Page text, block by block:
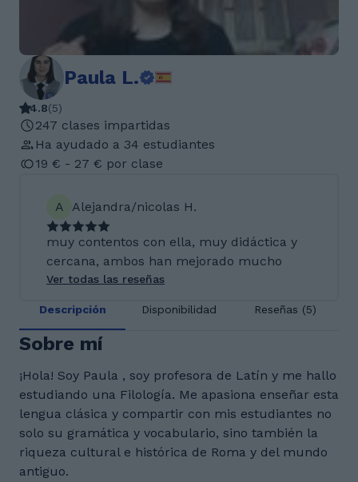
Paula L.
4.8(5)
247 clases impartidas
Ha ayudado a 34 estudiantes
19 € - 27 € por clase
A Alejandra/nicolas H.
muy contentos con ella, muy didáctica y
cercana, ambos han mejorado mucho
Ver todas las reseñas
Descripción Disponibilidad Reseñas (5)
Sobre mí
¡Hola! Soy Paula , soy profesora de Latín y me hallo
estudiando una Filología. Me apasiona enseñar esta
lengua clásica y compartir con mis estudiantes no
solo su gramática y vocabulario, sino también la
riqueza cultural e histórica de Roma y del mundo
antiguo.